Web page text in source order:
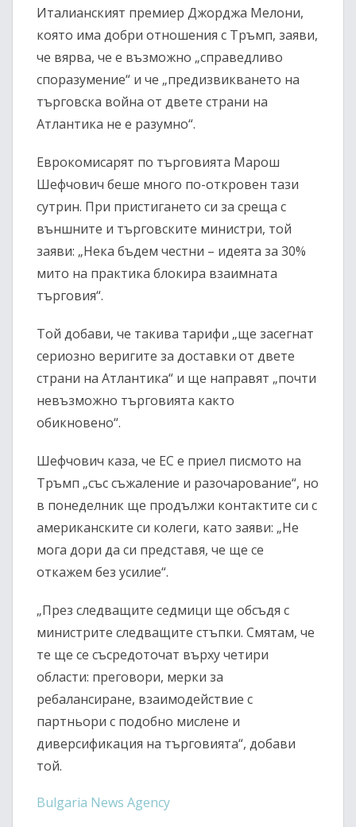
Италианският премиер Джорджа Мелони,
която има добри отношения с Тръмп, заяви,
че вярва, че е възможно „справедливо
споразумение“ и че „предизвикването на
търговска война от двете страни на
Атлантика не е разумно“.
Еврокомисарят по търговията Марош
Шефчович беше много по-откровен тази
сутрин. При пристигането си за среща с
външните и търговските министри, той
заяви: „Нека бъдем честни – идеята за 30%
мито на практика блокира взаимната
търговия“.
Той добави, че такива тарифи „ще засегнат
сериозно веригите за доставки от двете
страни на Атлантика“ и ще направят „почти
невъзможно търговията както
обикновено“.
Шефчович каза, че ЕС е приел писмото на
Тръмп „със съжаление и разочарование“, но
в понеделник ще продължи контактите си с
американските си колеги, като заяви: „Не
мога дори да си представя, че ще се
откажем без усилие“.
„През следващите седмици ще обсъдя с
министрите следващите стъпки. Смятам, че
те ще се съсредоточат върху четири
области: преговори, мерки за
ребалансиране, взаимодействие с
партньори с подобно мислене и
диверсификация на търговията“, добави
той.
Bulgaria News Agency